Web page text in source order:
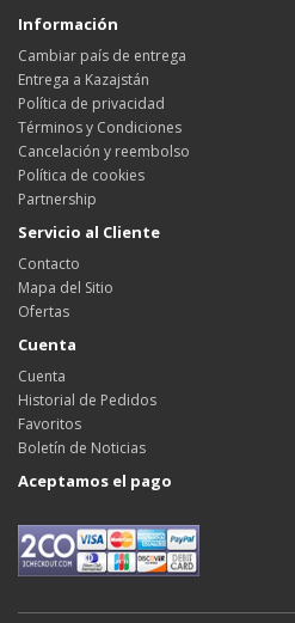
Información
Cambiar país de entrega
Entrega a Kazajstán
Política de privacidad
Términos y Condiciones
Cancelación y reembolso
Política de cookies
Partnership
Servicio al Cliente
Contacto
Mapa del Sitio
Ofertas
Cuenta
Cuenta
Historial de Pedidos
Favoritos
Boletín de Noticias
Aceptamos el pago